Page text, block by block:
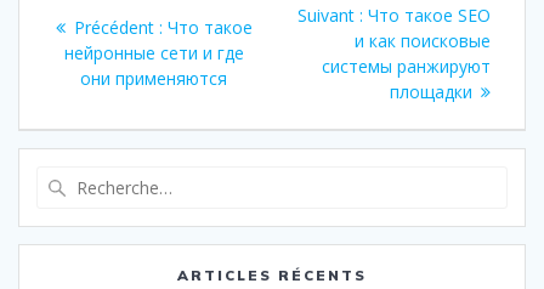
de
l’article
Précédent : Article
précédent
:
Что такое
нейронные сети и где
они применяются
Suivant : Article
suivant
:
Что такое SEO
и как поисковые
системы ранжируют
площадки
:
ARTICLES RÉCENTS